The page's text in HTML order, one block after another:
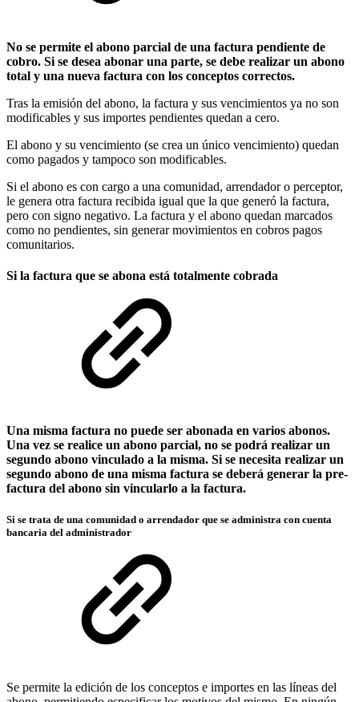
No se permite el abono parcial de una factura pendiente de
cobro. Si se desea abonar una parte, se debe realizar un abono
total y una nueva factura con los conceptos correctos.
Tras la emisión del abono, la factura y sus vencimientos ya no son
modificables y sus importes pendientes quedan a cero.
El abono y su vencimiento (se crea un único vencimiento) quedan
como pagados y tampoco son modificables.
Si el abono es con cargo a una comunidad, arrendador o perceptor,
le genera otra factura recibida igual que la que generó la factura,
pero con signo negativo. La factura y el abono quedan marcados
como no pendientes, sin generar movimientos en cobros pagos
comunitarios.
Si la factura que se abona está totalmente cobrada
Una misma factura no puede ser abonada en varios abonos.
Una vez se realice un abono parcial, no se podrá realizar un
segundo abono vinculado a la misma. Si se necesita realizar un
segundo abono de una misma factura se deberá generar la pre-
factura del abono sin vincularlo a la factura.
Si se trata de una comunidad o arrendador que se administra con cuenta
bancaria del administrador
Se permite la edición de los conceptos e importes en las líneas del